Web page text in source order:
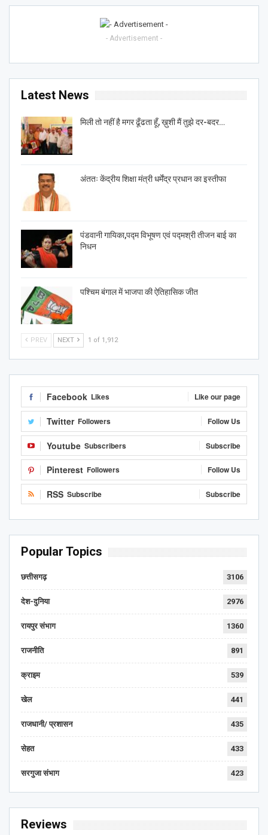
- Advertisement -
Latest News
मिली तो नहीं है मगर ढूँढता हूँ, ख़ुशी मैं तुझे दर-बदर…
अंततः केंद्रीय शिक्षा मंत्री धर्मेंद्र प्रधान का इस्तीफा
पंडवानी गायिका,पद्म विभूषण एवं पद्मश्री तीजन बाई का
निधन
पश्चिम बंगाल में भाजपा की ऐतिहासिक जीत
PREV NEXT 1 of 1,912
Facebook Likes Like our page
Twitter Followers Follow Us
Youtube Subscribers Subscribe
Pinterest Followers Follow Us
RSS Subscribe Subscribe
Popular Topics
छत्तीसगढ़ 3106
देश-दुनिया 2976
रायपुर संभाग 1360
राजनीति 891
क्राइम 539
खेल 441
राजधानी/ प्रशासन 435
सेहत 433
सरगुजा संभाग 423
Reviews